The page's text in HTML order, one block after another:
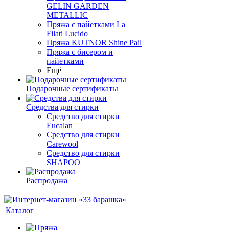
GELIN GARDEN
METALLIC
Пряжа с пайетками La
Filati Lucido
Пряжа KUTNOR Shine Pail
Пряжа с бисером и
пайетками
Ещё
Подарочные сертификаты
Средства для стирки
Средство для стирки
Eucalan
Средство для стирки
Carewool
Средство для стирки
SHAPOO
Распродажа
Каталог